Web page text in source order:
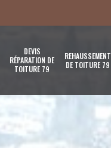
DEVIS
RÉPARATION DE
TOITURE 79
REHAUSSEMENT
DE TOITURE 79